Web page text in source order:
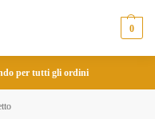
0
per tutti gli ordini